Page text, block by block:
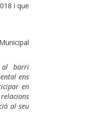
i que
al barri
ens
en
al seu